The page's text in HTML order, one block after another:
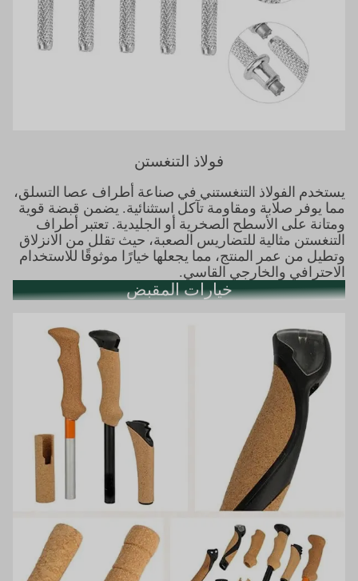
فولاذ التنغستن
يستخدم الفولاذ التنغستني في صناعة أطراف عصا التسلق،
مما يوفر صلابة ومقاومة تآكل استثنائية. يضمن قبضة قوية
ومتانة على الأسطح الصخرية أو الجليدية. تعتبر أطراف
التنغستن مثالية للتضاريس الصعبة، حيث تقلل من الانزلاق
وتطيل من عمر المنتج، مما يجعلها خيارًا موثوقًا للاستخدام
الاحترافي والخارجي القاسي.
خيارات المقبض